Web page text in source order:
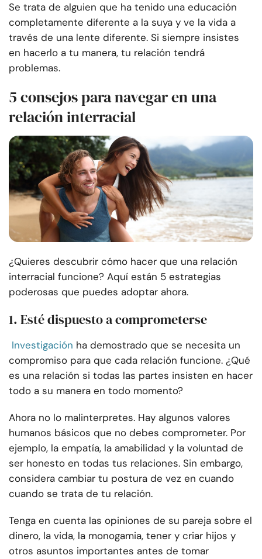
Se trata de alguien que ha tenido una educación
completamente diferente a la suya y ve la vida a
través de una lente diferente. Si siempre insistes
en hacerlo a tu manera, tu relación tendrá
problemas.
5 consejos para navegar en una
relación interracial
¿Quieres descubrir cómo hacer que una relación
interracial funcione? Aquí están 5 estrategias
poderosas que puedes adoptar ahora.
1. Esté dispuesto a comprometerse
Investigación ha demostrado que se necesita un
compromiso para que cada relación funcione. ¿Qué
es una relación si todas las partes insisten en hacer
todo a su manera en todo momento?
Ahora no lo malinterpretes. Hay algunos valores
humanos básicos que no debes comprometer. Por
ejemplo, la empatía, la amabilidad y la voluntad de
ser honesto en todas tus relaciones. Sin embargo,
considera cambiar tu postura de vez en cuando
cuando se trata de tu relación.
Tenga en cuenta las opiniones de su pareja sobre el
dinero, la vida, la monogamia, tener y criar hijos y
otros asuntos importantes antes de tomar